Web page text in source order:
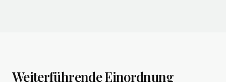
Weiterführende Einordnung